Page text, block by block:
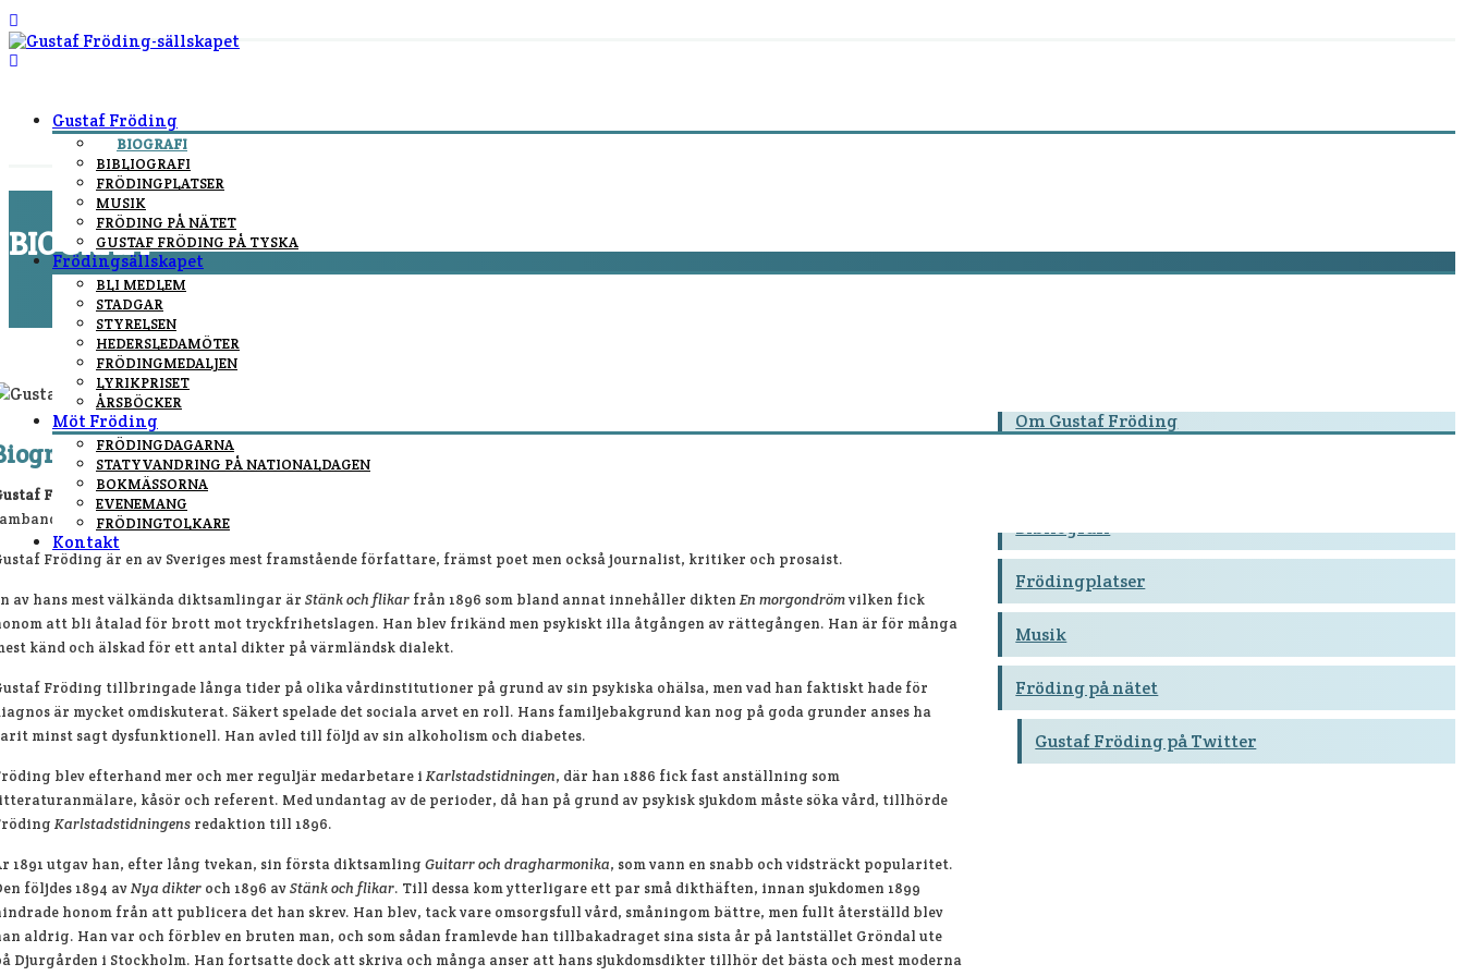
Gustaf Fröding
BIOGRAFI
BIBLIOGRAFI
FRÖDINGPLATSER
MUSIK
FRÖDING PÅ NÄTET
GUSTAF FRÖDING PÅ TYSKA
Frödingsällskapet
BLI MEDLEM
STADGAR
STYRELSEN
HEDERSLEDAMÖTER
FRÖDINGMEDALJEN
LYRIKPRISET
ÅRSBÖCKER
Möt Fröding
FRÖDINGDAGARNA
STATYVANDRING PÅ NATIONALDAGEN
BOKMÄSSORNA
EVENEMANG
FRÖDINGTOLKARE
Kontakt
BIOGRAFI
You are here: Home
Frödingföddes den 22 augusti 1860 i en av flyglarna på Alsters herrgård, strax utanför Karlstad. Födelsedagen firas varje år i
med Frödingdagarna i Karlstad.
Fröding är en av Sveriges mest framstående författare, främst poet men också journalist, kritiker och prosaist.
av hans mest välkända diktsamlingar är Stänk och flikar från 1896 som bland annat innehåller dikten En morgondrömvilken fick
att bli åtalad för brott mot tryckfrihetslagen. Han blev frikänd men psykiskt illa åtgången av rättegången. Han är för många
känd och älskad för ett antal dikter på värmländsk dialekt.
Fröding tillbringade långa tider på olika vårdinstitutioner på grund av sin psykiska ohälsa, men vad han faktiskt hade för
är mycket omdiskuterat. Säkert spelade det sociala arvet en roll. Hans familjebakgrund kan nog på goda grunder anses ha
minst sagt dysfunktionell. Han avled till följd av sin alkoholism och diabetes.
blev efterhand mer och mer reguljär medarbetare i Karlstadstidningen, där han 1886 fick fast anställning som
kåsör och referent. Med undantag av de perioder, då han på grund av psykisk sjukdom måste söka vård, tillhörde
Karlstadstidningens redaktion till 1896.
1891 utgav han, efter lång tvekan, sin första diktsamling Guitarr och dragharmonika, som vann en snabb och vidsträckt popularitet.
följdes 1894 avNya dikter och 1896 avStänk och flikar. Till dessa kom ytterligare ett par små dikthäften, innan sjukdomen 1899
honom från att publicera det han skrev. Han blev, tack vare omsorgsfull vård, småningom bättre, men fullt återställd blev
aldrig. Han var och förblev en bruten man, och som sådan framlevde han tillbakadraget sina sista år på lantstället Gröndal ute
Djurgården i Stockholm. Han fortsatte dock att skriva och många anser att hans sjukdomsdikter tillhör det bästa och mest moderna
Om Gustaf Fröding
Bibliografi
Frödingplatser
Musik
Fröding på nätet
Gustaf Fröding på Twitter